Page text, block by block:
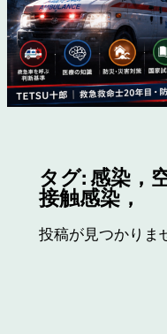
タグ:感染，
接触感染，
投稿が見つかりま